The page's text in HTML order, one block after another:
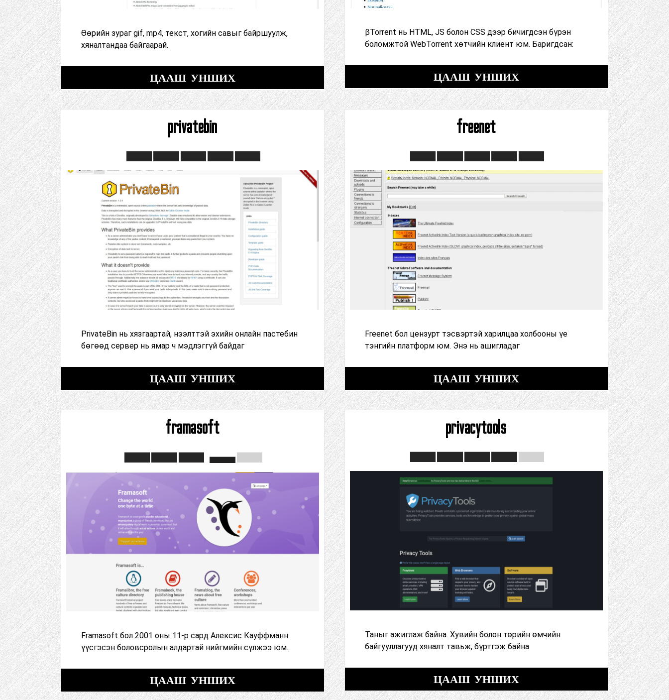
Өөрийн зураг gif, mp4, текст, хогийн савыг байршуулж,
хяналтандаа байгаарай.
ЦААШ УНШИХ
βTorrent нь HTML, JS болон CSS дээр бичигдсэн бүрэн
боломжтой WebTorrent хөтчийн клиент юм. Баригдсан:
ЦААШ УНШИХ
privatebin
PrivateBin нь хязгаартай, нээлттэй эхийн онлайн пастебин
бөгөөд сервер нь ямар ч мэдлэггүй байдаг
ЦААШ УНШИХ
freenet
Freenet бол цензурт тэсвэртэй харилцаа холбооны үе
тэнгийн платформ юм. Энэ нь ашигладаг
ЦААШ УНШИХ
framasoft
Framasoft бол 2001 оны 11-р сард Алексис Кауффманн
үүсгэсэн боловсролын алдартай нийгмийн сүлжээ юм.
ЦААШ УНШИХ
privacytools
Таныг ажиглаж байна. Хувийн болон төрийн өмчийн
байгууллагууд хяналт тавьж, бүртгэж байна
ЦААШ УНШИХ